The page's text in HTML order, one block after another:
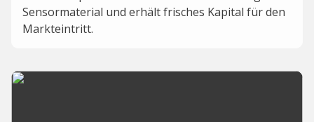
Sensormaterial und erhält frisches Kapital für den
Markteintritt.